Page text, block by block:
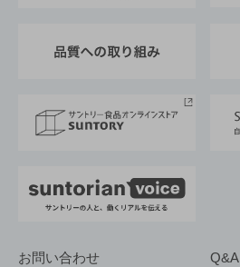
採用情報
お問い合わせ Q&A